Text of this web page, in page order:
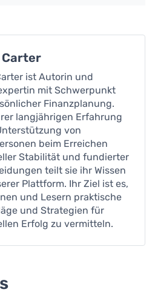
Carter
ist Autorin und
mit Schwerpunkt
Finanzplanung.
langjährigen Erfahrung
von
beim Erreichen
Stabilität und fundierter
teilt sie ihr Wissen
Plattform. Ihr Ziel ist es,
und Lesern praktische
und Strategien für
Erfolg zu vermitteln.